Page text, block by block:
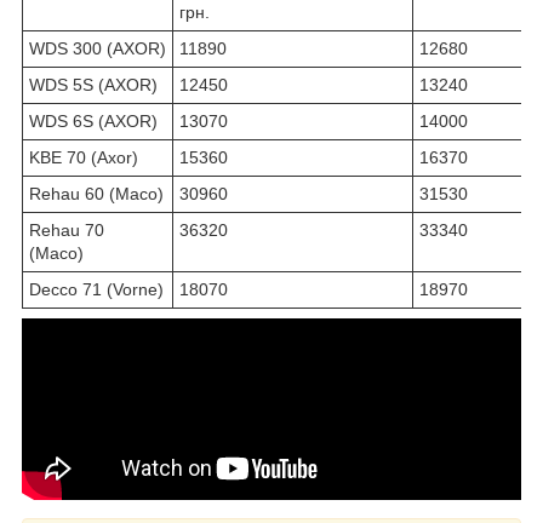
грн.
WDS 300 (AXOR) 11890
12680
WDS 5S (AXOR)
12450
13240
WDS 6S (AXOR)
13070
14000
KBE 70 (Axor)
15360
16370
Rehau 60 (Maco)
30960
31530
Rehau 70
(Maco)
36320 33340
Decco 71 (Vorne) 18070 18970